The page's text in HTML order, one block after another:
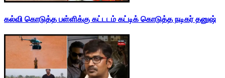
கல்வி கொடுத்த பள்ளிக்கு கட்டடம் கட்டிக் கொடுத்த நடிகர் தனுஷ்